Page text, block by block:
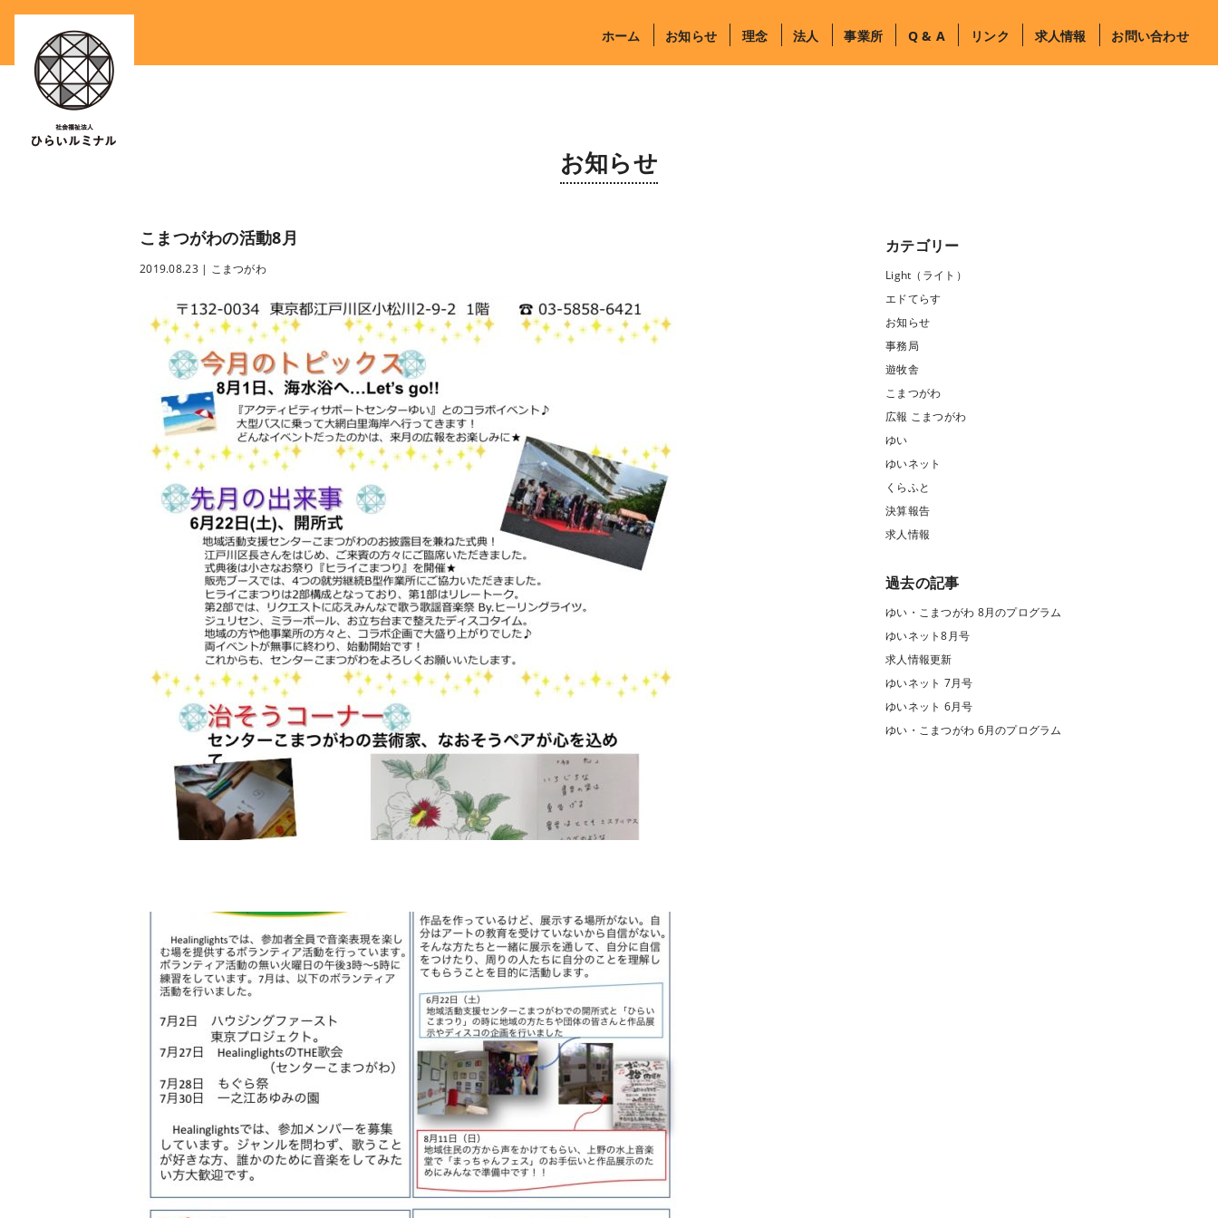
ホーム お知らせ 理念 法人 事業所 Q & A リンク 求人情報 お問い合わせ
お知らせ
こまつがわの活動8月
2019.08.23| こまつがわ
カテゴリー
Light（ライト）
エドてらす
お知らせ
事務局
遊牧舎
こまつがわ
広報 こまつがわ
ゆい
ゆいネット
くらふと
決算報告
求人情報
過去の記事
ゆい・こまつがわ 8月のプログラム
ゆいネット8月号
求人情報更新
ゆいネット 7月号
ゆいネット 6月号
ゆい・こまつがわ 6月のプログラム